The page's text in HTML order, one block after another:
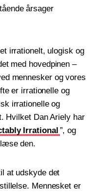
årsager
irrationelt, ulogisk og
med hovedpinen –
mennesker og vores
er irrationelle og
irrationelle og
Hvilket Dan Ariely har
Irrational ”, og
den.
at udskyde det
Mennesket er